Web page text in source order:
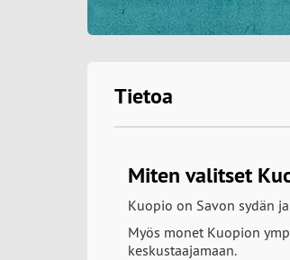
Tietoa
Miten valitset
Kuopio on Savon sydän
Myös monet Kuopion
keskustaajamaan.